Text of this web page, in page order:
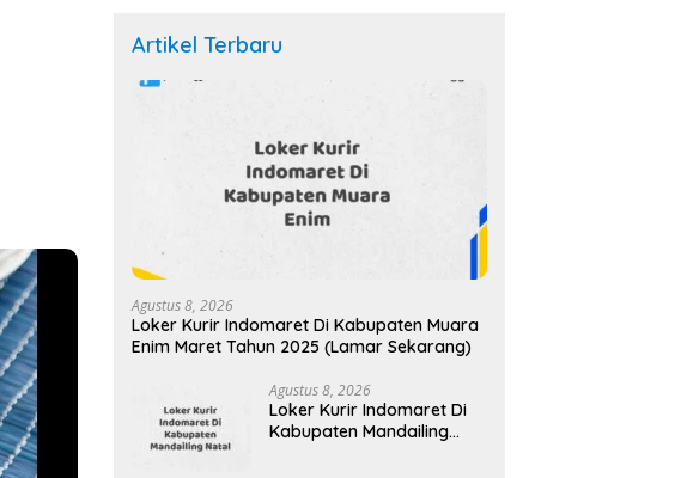
Artikel Terbaru
Agustus 8, 2026
Loker Kurir Indomaret Di Kabupaten Muara
Enim Maret Tahun 2025 (Lamar Sekarang)
Agustus 8, 2026
Loker Kurir Indomaret Di
Kabupaten Mandailing